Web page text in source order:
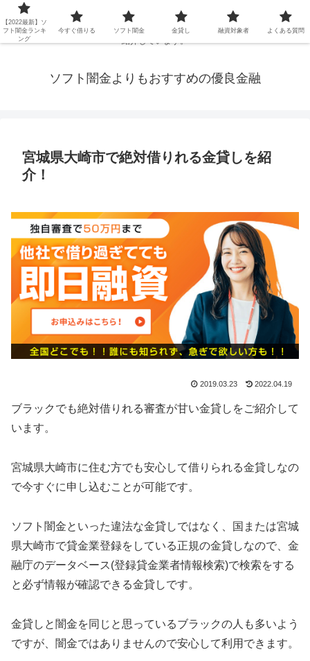
延滞ブラックや年金・生活保護・主婦・パート・派遣など消費者金融でお金を
借りられないブラックの方でも、即日融資で借りられる審査が甘い優良街金を
紹介しています。
ソフト闇金よりもおすすめの優良金融
宮城県大崎市で絶対借りれる金貸しを紹
介！
2019.03.23 2022.04.19
ブラックでも絶対借りれる審査が甘い金貸しをご紹介して
います。
宮城県大崎市に住む方でも安心して借りられる金貸しなの
で今すぐに申し込むことが可能です。
ソフト闇金といった違法な金貸しではなく、国または宮城
県大崎市で貸金業登録をしている正規の金貸しなので、金
融庁のデータベース(登録貸金業者情報検索)で検索をする
と必ず情報が確認できる金貸しです。
金貸しと闇金を同じと思っているブラックの人も多いよう
ですが、闇金ではありませんので安心して利用できます。
【2022最新】ソ
フト闇金ランキ
ング
今すぐ借りる ソフト闇金 金貸し 融資対象者 よくある質問